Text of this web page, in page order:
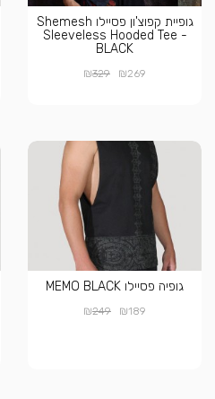
גופיית קפוצ'ון פסיילו Shemesh
Sleeveless Hooded Tee -
BLACK
₪269
₪329
גופיה פסיילו MEMO BLACK
₪189
₪249